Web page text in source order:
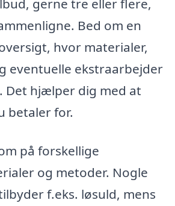
gerne tre eller flere,
Bed om en
hvor materialer,
eventuelle ekstraarbejder
Det hjælper dig med at
betaler for.
på forskellige
og metoder. Nogle
f.eks. løsuld, mens